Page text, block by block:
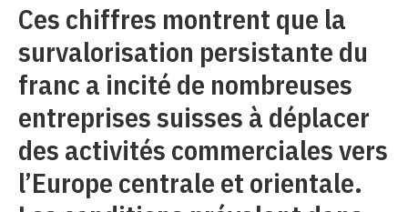
Ces chiffres montrent que la
survalorisation persistante du
franc a incité de nombreuses
entreprises suisses à déplacer
des activités commerciales vers
l’Europe centrale et orientale.